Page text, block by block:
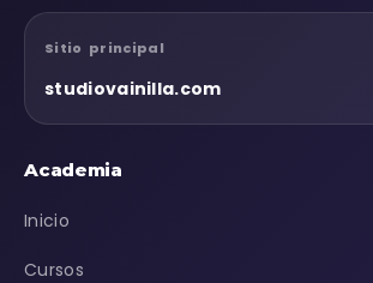
Sitio principal
studiovainilla.com
Academia
Inicio
Cursos